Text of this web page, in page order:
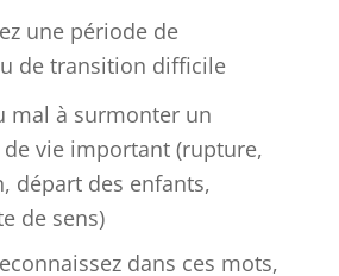
une période de
de transition difficile
mal à surmonter un
vie important (rupture,
départ des enfants,
de sens)
dans ces mots,